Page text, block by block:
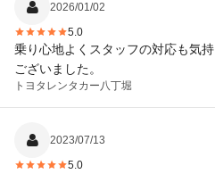
2026/01/02
5.0
乗り心地よくスタッフの対応も気
ございました。
トヨタレンタカー八丁堀
2023/07/13
5.0